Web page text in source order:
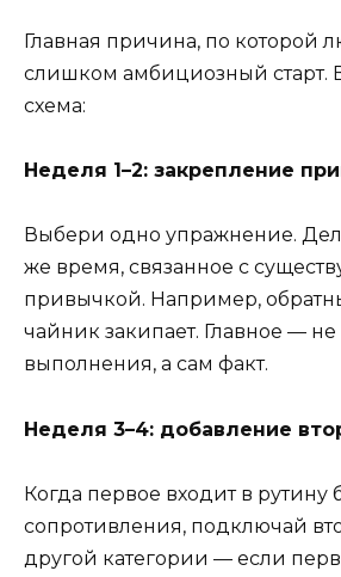
Главная причина, по которой
слишком амбициозный старт.
схема:
Неделя 1–2: закрепление
Выбери одно упражнение.
же время, связанное с
привычкой. Например,
чайник закипает. Главное — не
выполнения, а сам факт.
Неделя 3–4: добавление
Когда первое входит в рутину
сопротивления, подключай
другой категории — если